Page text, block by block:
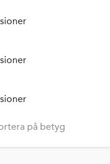
på betyg